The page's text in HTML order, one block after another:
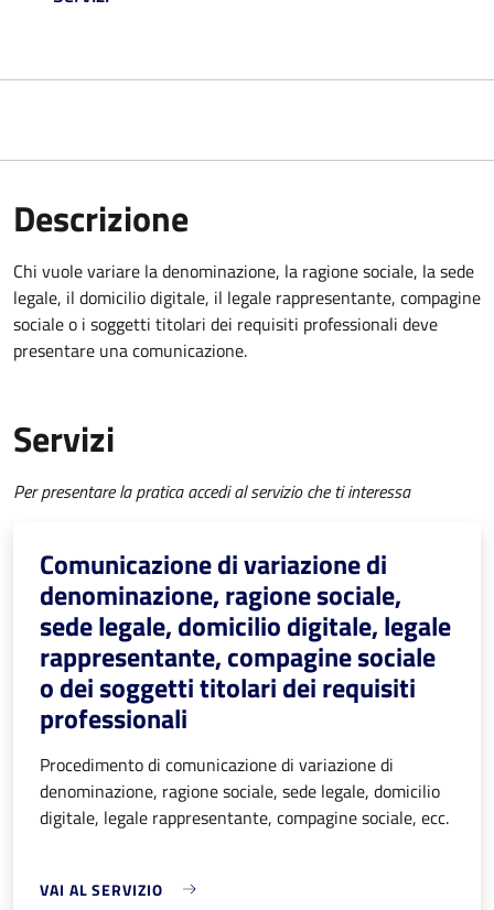
Descrizione
Chi vuole variare la denominazione, la ragione sociale, la sede
legale, il domicilio digitale, il legale rappresentante, compagine
sociale o i soggetti titolari dei requisiti professionali deve
presentare una comunicazione.
Servizi
Per presentare la pratica accedi al servizio che ti interessa
Comunicazione di variazione di
denominazione, ragione sociale,
sede legale, domicilio digitale, legale
rappresentante, compagine sociale
o dei soggetti titolari dei requisiti
professionali
Procedimento di comunicazione di variazione di
denominazione, ragione sociale, sede legale, domicilio
digitale, legale rappresentante, compagine sociale, ecc.
VAI AL SERVIZIO